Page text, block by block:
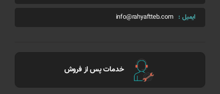
ایمیل : info@rahyaftteb.com
خدمات پس از فروش